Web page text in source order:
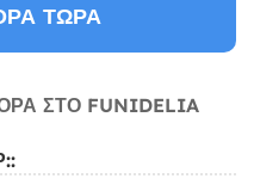
ΤΏΡΑ
ΣΤΟ FUNIDELIA